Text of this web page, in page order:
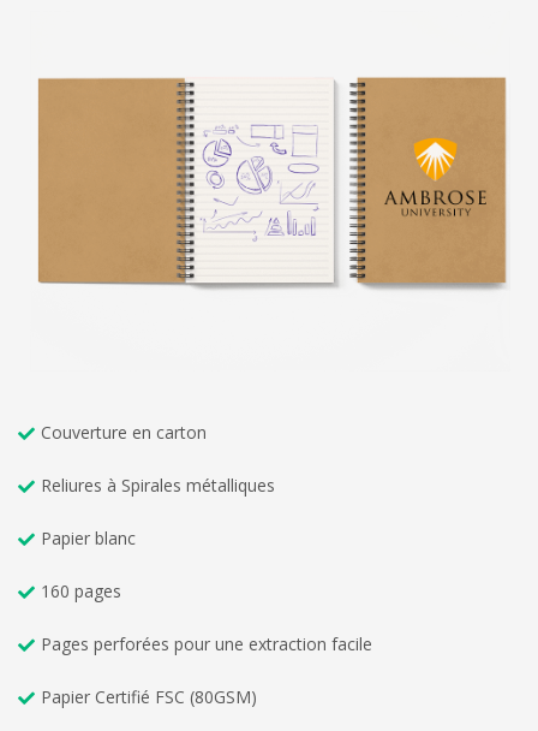
Couverture en carton
Reliures à Spirales métalliques
Papier blanc
160 pages
Pages perforées pour une extraction facile
Papier Certifié FSC (80GSM)